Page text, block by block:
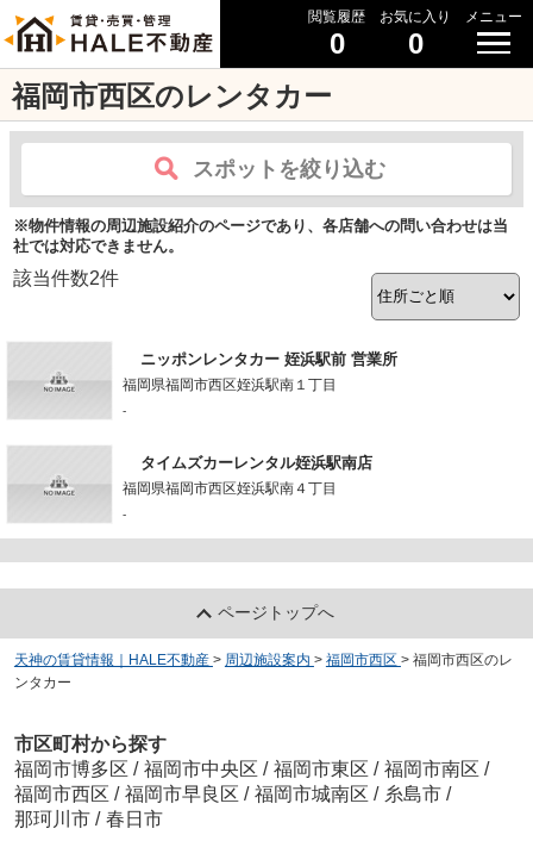
閲覧履歴
0
お気に入り
0
メニュー
福岡市西区のレンタカー
スポットを絞り込む
※物件情報の周辺施設紹介のページであり、各店舗への問い合わせは当
社では対応できません。
該当件数2件
ニッポンレンタカー 姪浜駅前 営業所
福岡県福岡市西区姪浜駅南１丁目
-
タイムズカーレンタル姪浜駅南店
福岡県福岡市西区姪浜駅南４丁目
-
ページトップへ
天神の賃貸情報｜HALE不動産 > 周辺施設案内 > 福岡市西区 > 福岡市西区のレ
ンタカー
市区町村から探す
福岡市博多区 / 福岡市中央区 / 福岡市東区 / 福岡市南区 /
福岡市西区 / 福岡市早良区 / 福岡市城南区 / 糸島市 /
那珂川市 / 春日市